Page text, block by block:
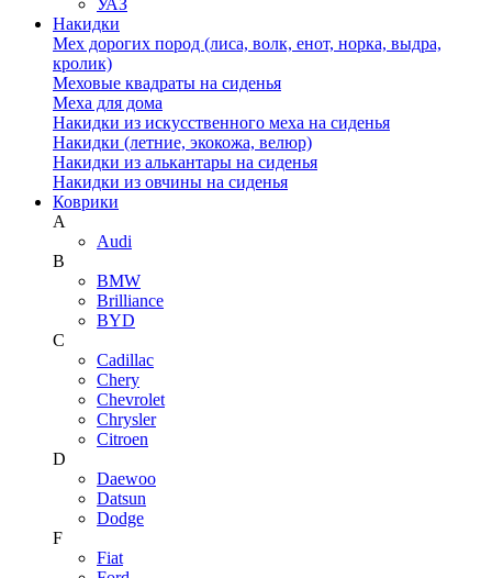
УАЗ
Накидки
Мех дорогих пород (лиса, волк, енот, норка, выдра,
кролик)
Меховые квадраты на сиденья
Меха для дома
Накидки из искусственного меха на сиденья
Накидки (летние, экокожа, велюр)
Накидки из алькантары на сиденья
Накидки из овчины на сиденья
Коврики
A
Audi
B
BMW
Brilliance
BYD
C
Cadillac
Chery
Chevrolet
Chrysler
Citroen
D
Daewoo
Datsun
Dodge
F
Fiat